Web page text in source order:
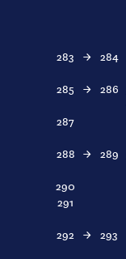
283 → 284
285 → 286
287
288 → 289
290
291
292 → 293